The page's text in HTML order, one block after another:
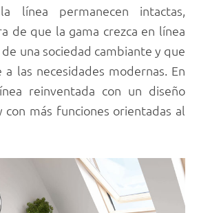
línea permanecen intactas,
de que la gama crezca en línea
una sociedad cambiante y que
a las necesidades modernas. En
reinventada con un diseño
con más funciones orientadas al